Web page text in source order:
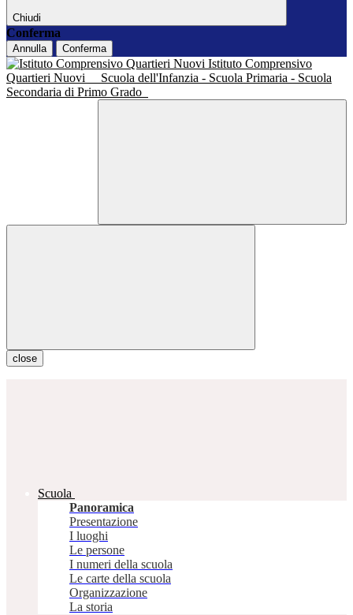
Chiudi
Conferma
Annulla Conferma
Istituto Comprensivo
Quartieri Nuovi
Scuola dell'Infanzia - Scuola Primaria - Scuola
Secondaria di Primo Grado
close
Scuola
Panoramica
Presentazione
I luoghi
Le persone
I numeri della scuola
Le carte della scuola
Organizzazione
La storia